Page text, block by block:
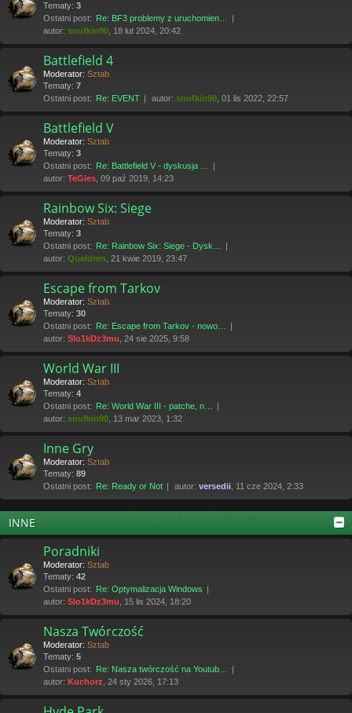
Tematy: 3
Ostatni post:
Re: BF3 problemy z uruchomien…
autor: snufkin90 , 18 lut 2024, 20:42
Battlefield 4
Moderator: Sztab
Tematy: 7
Ostatni post:
Re: EVENT autor: snufkin90 , 01 lis 2022, 22:57
Battlefield V
Moderator: Sztab
Tematy: 3
Ostatni post:
Re: Battlefield V - dyskusja …
autor: TeGies , 09 paź 2019, 14:23
Rainbow Six: Siege
Moderator: Sztab
Tematy: 3
Ostatni post:
Re: Rainbow Six: Siege - Dysk…
autor: Queldren , 21 kwie 2019, 23:47
Escape from Tarkov
Moderator: Sztab
Tematy: 30
Ostatni post:
Re: Escape from Tarkov - nowo…
autor: Slo1kDz3mu , 24 sie 2025, 9:58
World War III
Moderator: Sztab
Tematy: 4
Ostatni post:
Re: World War III - patche, n…
autor: snufkin90 , 13 mar 2023, 1:32
Inne Gry
Moderator: Sztab
Tematy: 89
Ostatni post:
Re: Ready or Not autor: versedii , 11 cze 2024, 2:33
INNE
Poradniki
Moderator: Sztab
Tematy: 42
Ostatni post:
Re: Optymalizacja Windows
autor: Slo1kDz3mu , 15 lis 2024, 18:20
Nasza Twórczość
Moderator: Sztab
Tematy: 5
Ostatni post:
Re: Nasza twórczość na Youtub…
autor: Kuchorz , 24 sty 2026, 17:13